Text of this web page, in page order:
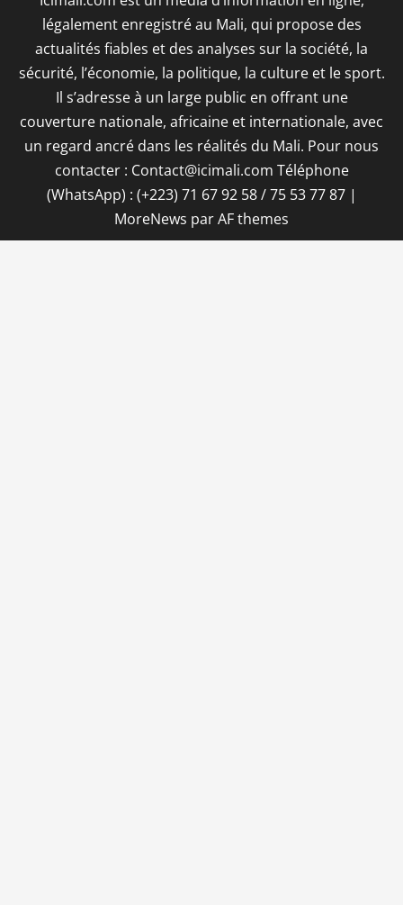
légalement enregistré au Mali, qui propose des
actualités fiables et des analyses sur la société, la
sécurité, l’économie, la politique, la culture et le sport.
Il s’adresse à un large public en offrant une
couverture nationale, africaine et internationale, avec
un regard ancré dans les réalités du Mali. Pour nous
contacter : Contact@icimali.com Téléphone
(WhatsApp) : (+223) 71 67 92 58 / 75 53 77 87 |
MoreNews par AF themes